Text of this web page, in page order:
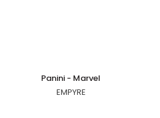
Panini - Marvel
EMPYRE